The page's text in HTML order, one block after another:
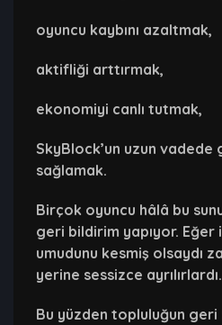
oyuncu kaybını azaltmak,
aktifliği arttırmak,
ekonomiyi canlı tutmak,
SkyBlock’un uzun vadede
sağlamak.
Birçok oyuncu hâlâ bu
geri bildirim yapıyor. Eğer
umudunu kesmiş olsaydı
yerine sessizce ayrılırlardı.
Bu yüzden topluluğun